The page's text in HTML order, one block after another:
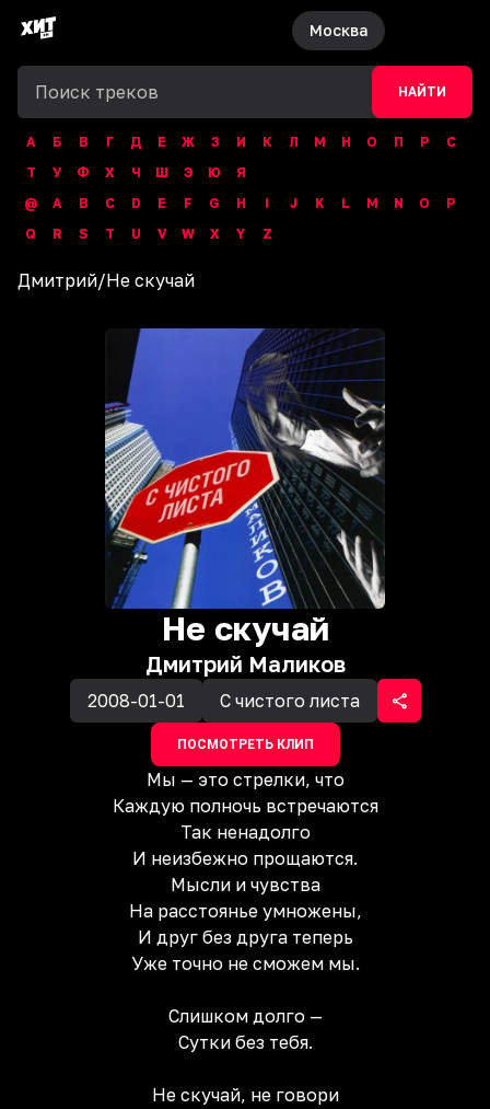
Москва
НАЙТИ
А Б В Г Д Е Ж З И К Л М Н О П Р
С
Т
У Ф Х Ч Ш Э Ю
Я
@
A B C D E F G H I J K L M N O
P
Q
R S T U V W X Y Z
Дмитрий/Не скучай
Не скучай
Дмитрий Маликов
2008-01-01 С чистого листа
ПОСМОТРЕТЬ КЛИП
Мы — это стрелки, что
Каждую полночь встречаются
Так ненадолго
И неизбежно прощаются.
Мысли и чувства
На расстоянье умножены,
И друг без друга теперь
Уже точно не сможем мы.
Слишком долго —
Сутки без тебя.
Не скучай, не говори